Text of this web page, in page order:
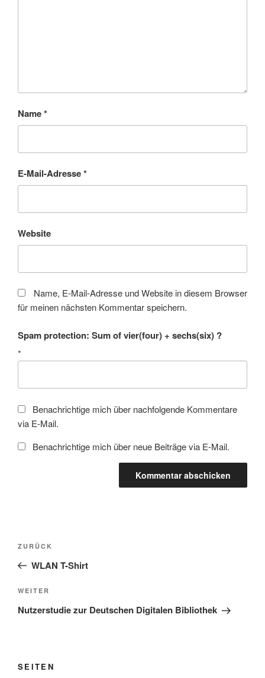
Name*
E-Mail-Adresse*
Website
Name, E-Mail-Adresse und Website in diesem Browser
für meinen nächsten Kommentar speichern.
Spam protection: Sum of vier(four) + sechs(six) ?
*
Benachrichtige mich über nachfolgende Kommentare
via E-Mail.
Benachrichtige mich über neue Beiträge via E-Mail.
Beitragsnavigation
Vorheriger
Beitrag
ZURÜCK
WLAN T-Shirt
Nächster
Beitrag
WEITER
Nutzerstudie zur Deutschen Digitalen Bibliothek
SEITEN